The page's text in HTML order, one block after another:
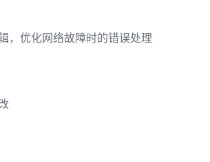
，优化网络故障时的错误处理